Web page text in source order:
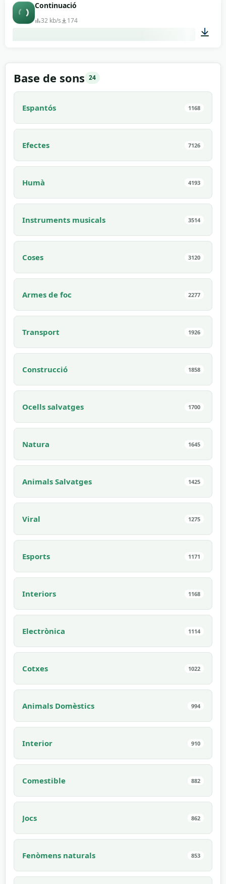
Continuació
32 kb/s 174
Base de sons 24
Espantós 1168
Efectes 7126
Humà 4193
Instruments musicals 3514
Coses 3120
Armes de foc 2277
Transport 1926
Construcció 1858
Ocells salvatges 1700
Natura 1645
Animals Salvatges 1425
Viral 1275
Esports 1171
Interiors 1168
Electrònica 1114
Cotxes 1022
Animals Domèstics 994
Interior 910
Comestible 882
Jocs 862
Fenòmens naturals 853